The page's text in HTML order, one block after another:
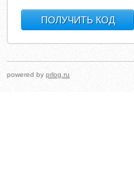
powered by prlog.ru